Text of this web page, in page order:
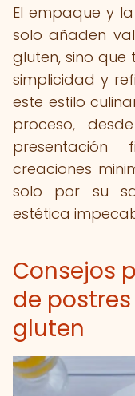
El empaque y
solo añaden
gluten, sino
simplicidad y
este estilo
proceso,
creaciones
solo por su
estética
Consejos
de
gluten